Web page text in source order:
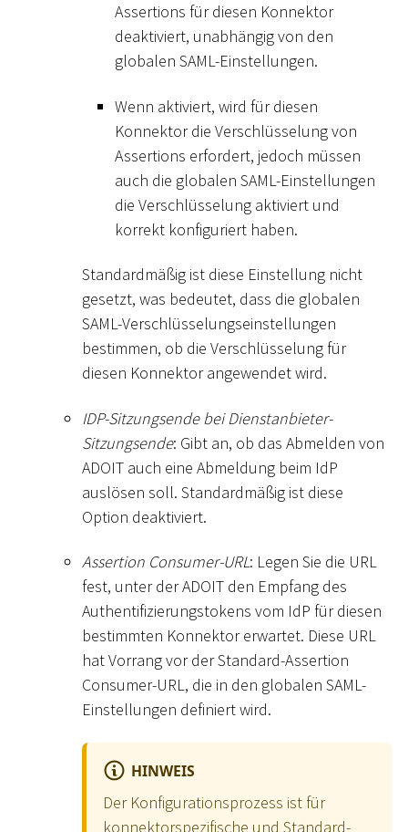
Assertions für diesen Konnektor
deaktiviert, unabhängig von den
globalen SAML-Einstellungen.
Wenn aktiviert, wird für diesen
Konnektor die Verschlüsselung von
Assertions erfordert, jedoch müssen
auch die globalen SAML-Einstellungen
die Verschlüsselung aktiviert und
korrekt konfiguriert haben.
Standardmäßig ist diese Einstellung nicht
gesetzt, was bedeutet, dass die globalen
SAML-Verschlüsselungseinstellungen
bestimmen, ob die Verschlüsselung für
diesen Konnektor angewendet wird.
IDP-Sitzungsende bei Dienstanbieter-
Sitzungsende: Gibt an, ob das Abmelden von
ADOIT auch eine Abmeldung beim IdP
auslösen soll. Standardmäßig ist diese
Option deaktiviert.
Assertion Consumer-URL: Legen Sie die URL
fest, unter der ADOIT den Empfang des
Authentifizierungstokens vom IdP für diesen
bestimmten Konnektor erwartet. Diese URL
hat Vorrang vor der Standard-Assertion
Consumer-URL, die in den globalen SAML-
Einstellungen definiert wird.
HINWEIS
Der Konfigurationsprozess ist für
konnektorspezifische und Standard-